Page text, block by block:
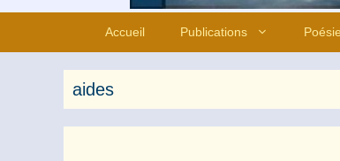
Accueil Publications Poésie
aides